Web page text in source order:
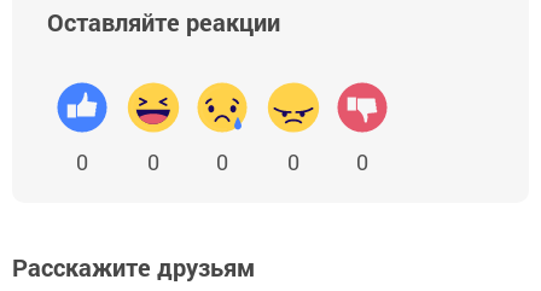
Оставляйте реакции
0 0 0 0 0
Расскажите друзьям